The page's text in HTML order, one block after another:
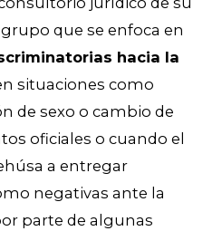
que se enfoca en
hacia la
situaciones como
de sexo o cambio de
oficiales o cuando el
a entregar
negativas ante la
parte de algunas